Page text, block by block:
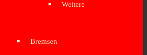
Weitere
Bremsen